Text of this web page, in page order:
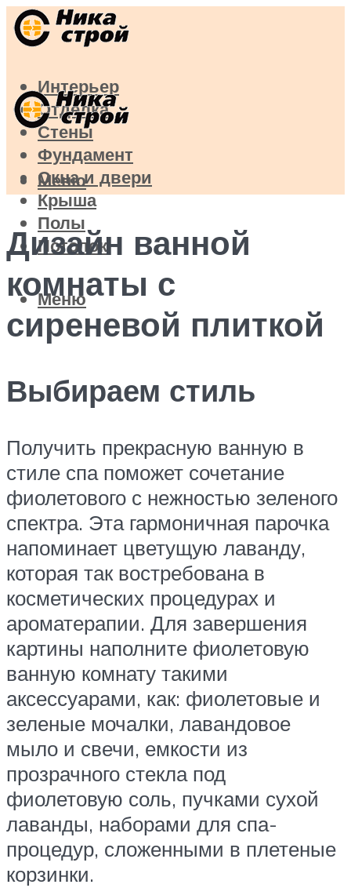
Интерьер
Отделка
Стены
Фундамент
Окна и двери
Крыша
Полы
Потолок
Меню
Меню
Дизайн ванной
комнаты с
сиреневой плиткой
Выбираем стиль
Получить прекрасную ванную в
стиле спа поможет сочетание
фиолетового с нежностью зеленого
спектра. Эта гармоничная парочка
напоминает цветущую лаванду,
которая так востребована в
косметических процедурах и
ароматерапии. Для завершения
картины наполните фиолетовую
ванную комнату такими
аксессуарами, как: фиолетовые и
зеленые мочалки, лавандовое
мыло и свечи, емкости из
прозрачного стекла под
фиолетовую соль, пучками сухой
лаванды, наборами для спа-
процедур, сложенными в плетеные
корзинки.